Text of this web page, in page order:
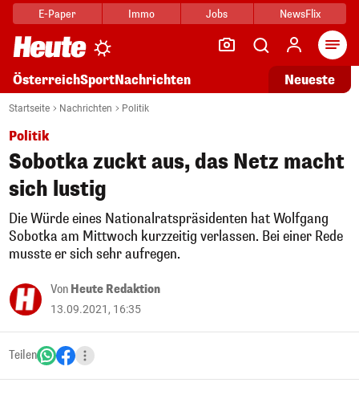
E-Paper Immo Jobs NewsFlix
ÖsterreichSportNachrichten Neueste
Startseite Nachrichten Politik
Politik
Sobotka zuckt aus, das Netz macht
sich lustig
Die Würde eines Nationalratspräsidenten hat Wolfgang
Sobotka am Mittwoch kurzzeitig verlassen. Bei einer Rede
musste er sich sehr aufregen.
Von Heute Redaktion
13.09.2021, 16:35
Teilen